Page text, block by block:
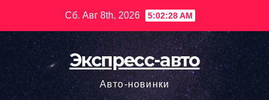
содержимому
Сб. Авг 8th, 2026 5:02:29 AM
Экспресс-авто
Авто-новинки